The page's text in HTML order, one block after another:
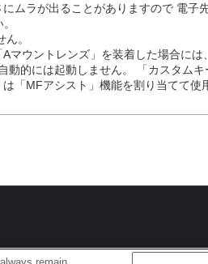
ムラが出ることがありますので 電子
。
マウントレンズ」を装着した場合には
動的には起動しません。 「カスタム
「MFアシスト」機能を割り当てて使